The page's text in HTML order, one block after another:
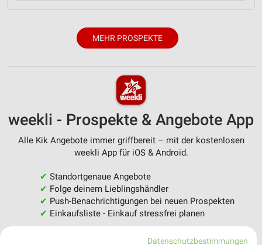
MEHR PROSPEKTE
weekli - Prospekte & Angebote App
Alle Kik Angebote immer griffbereit – mit der kostenlosen
weekli App für iOS & Android.
✔ Standortgenaue Angebote
✔ Folge deinem Lieblingshändler
✔ Push-Benachrichtigungen bei neuen Prospekten
✔ Einkaufsliste - Einkauf stressfrei planen
JETZT LADEN UND SPAREN!Datenschutzbestimmungen